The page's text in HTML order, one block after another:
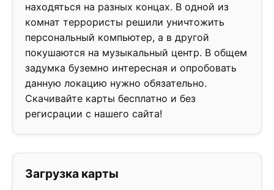
находяться на разных концах. В одной из
комнат террористы решили уничтожить
персональный компьютер, а в другой
покушаются на музыкальный центр. В общем
задумка буземно интересная и опробовать
данную локацию нужно обязательно.
Скачивайте карты бесплатно и без
регисрации с нашего сайта!
Загрузка карты